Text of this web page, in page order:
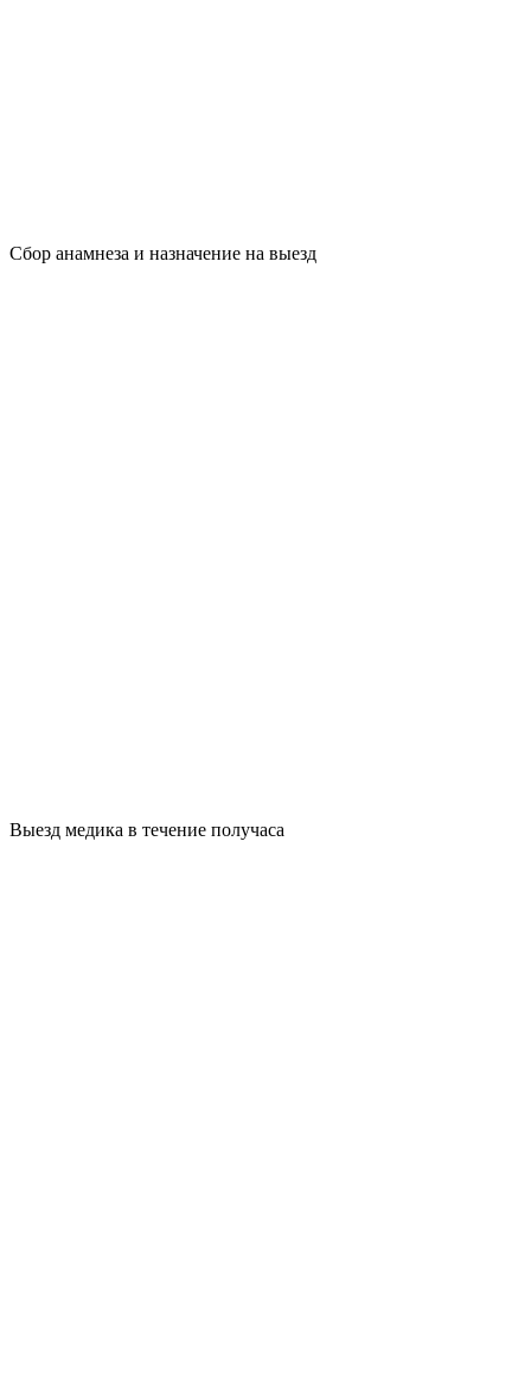
Сбор анамнеза и назначение на выезд
Выезд медика в течение получаса